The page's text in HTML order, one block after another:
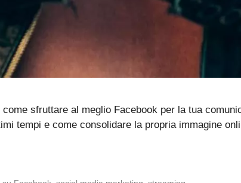
sfruttare al meglio Facebook per la tua
tempi e come consolidare la propria immagine